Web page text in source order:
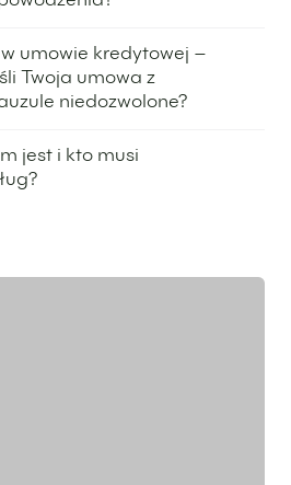
umowie kredytowej –
Twoja umowa z
niedozwolone?
jest i kto musi